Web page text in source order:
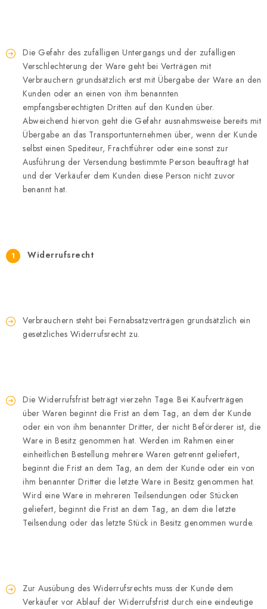
Die Gefahr des zufälligen Untergangs und der zufälligen
Verschlechterung der Ware geht bei Verträgen mit
Verbrauchern grundsätzlich erst mit Übergabe der Ware an den
Kunden oder an einen von ihm benannten
empfangsberechtigten Dritten auf den Kunden über.
Abweichend hiervon geht die Gefahr ausnahmsweise bereits mit
Übergabe an das Transportunternehmen über, wenn der Kunde
selbst einen Spediteur, Frachtführer oder eine sonst zur
Ausführung der Versendung bestimmte Person beauftragt hat
und der Verkäufer dem Kunden diese Person nicht zuvor
benannt hat.
Widerrufsrecht
Verbrauchern steht bei Fernabsatzverträgen grundsätzlich ein
gesetzliches Widerrufsrecht zu.
Die Widerrufsfrist beträgt vierzehn Tage. Bei Kaufverträgen
über Waren beginnt die Frist an dem Tag, an dem der Kunde
oder ein von ihm benannter Dritter, der nicht Beförderer ist, die
Ware in Besitz genommen hat. Werden im Rahmen einer
einheitlichen Bestellung mehrere Waren getrennt geliefert,
beginnt die Frist an dem Tag, an dem der Kunde oder ein von
ihm benannter Dritter die letzte Ware in Besitz genommen hat.
Wird eine Ware in mehreren Teilsendungen oder Stücken
geliefert, beginnt die Frist an dem Tag, an dem die letzte
Teilsendung oder das letzte Stück in Besitz genommen wurde.
Zur Ausübung des Widerrufsrechts muss der Kunde dem
Verkäufer vor Ablauf der Widerrufsfrist durch eine eindeutige